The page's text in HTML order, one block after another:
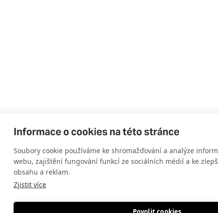
Informace o cookies na této stránce
Soubory cookie používáme ke shromažďování a analýze
webu, zajištění fungování funkcí ze sociálních médií a ke
obsahu a reklam.
Zjistit více